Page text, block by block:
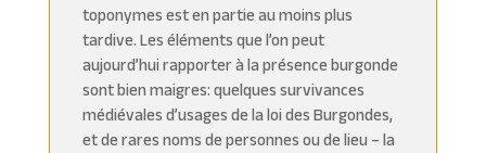
toponymes est en partie au moins plus
tardive. Les éléments que l’on peut
aujourd’hui rapporter à la présence burgonde
sont bien maigres: quelques survivances
médiévales d’usages de la loi des Burgondes,
et de rares noms de personnes ou de lieu – la